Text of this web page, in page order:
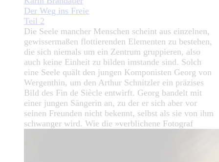
Der Weg ins Freie
Teil 2
Die Seele mancher Menschen scheint aus einzelnen,
gewissermaßen flottierenden Elementen zu bestehen,
die sich niemals um ein Zentrum gruppieren, also
auch keine Einheit zu bilden imstande sind. Solch
eine Seele quält den jungen Komponisten Georg von
Wergenthin, um den Arthur Schnitzler ein präzises
Bild des Fin de Siècle entwirft. Georg bandelt mit
einer jungen Sängerin an, zu der er sich aber vor
seinen Freunden nicht bekennt, selbst als sie von ihm
schwanger wird. Wie die »verblichene Fotograf